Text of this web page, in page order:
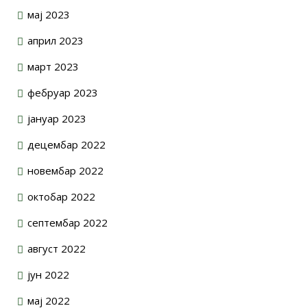
мај 2023
април 2023
март 2023
фебруар 2023
јануар 2023
децембар 2022
новембар 2022
октобар 2022
септембар 2022
август 2022
јун 2022
мај 2022